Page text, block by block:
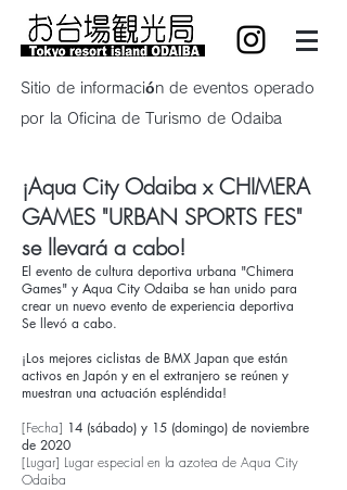
Sitio de información de eventos operado
por la Oficina de Turismo de Odaiba
¡Aqua City Odaiba x CHIMERA
GAMES "URBAN SPORTS FES"
se llevará a cabo!
El evento de cultura deportiva urbana "Chimera
Games" y Aqua City Odaiba se han unido para
crear un nuevo evento de experiencia deportiva
Se llevó a cabo.
¡Los mejores ciclistas de BMX Japan que están
activos en Japón y en el extranjero se reúnen y
muestran una actuación espléndida!
[Fecha] 14 (sábado) y 15 (domingo) de noviembre
de 2020
[Lugar] Lugar especial en la azotea de Aqua City
Odaiba